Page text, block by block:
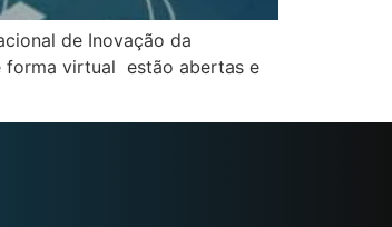
de Inovação da
forma virtual estão abertas e